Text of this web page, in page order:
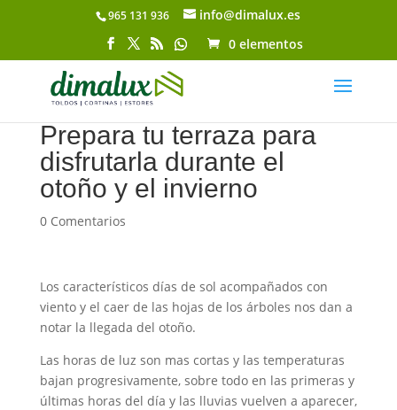
965 131 936
info@dimalux.es
0 elementos
Prepara tu terraza para
disfrutarla durante el
otoño y el invierno
0 Comentarios
Los característicos días de sol acompañados con
viento y el caer de las hojas de los árboles nos dan a
notar la llegada del otoño.
Las horas de luz son mas cortas y las temperaturas
bajan progresivamente, sobre todo en las primeras y
últimas horas del día y las lluvias vuelven a aparecer,
Abrir barra de herramientas